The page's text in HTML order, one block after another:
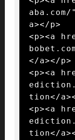
a></p>
<p><a
</a></p>
<p><a
tion</
<p><a
tion</